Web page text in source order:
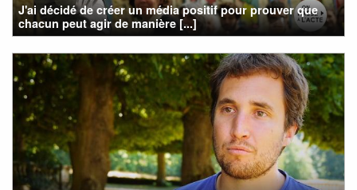
J'ai décidé de créer un média positif pour prouver que
chacun peut agir de manière [...]